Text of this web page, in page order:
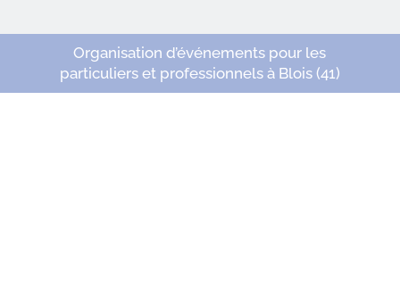
Organisation d’événements pour les
particuliers et professionnels à Blois (41)